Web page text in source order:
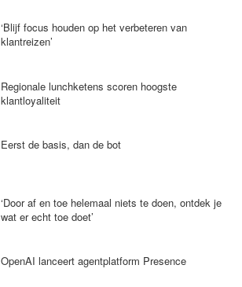
‘Blijf focus houden op het verbeteren van
klantreizen’
Regionale lunchketens scoren hoogste
klantloyaliteit
Eerst de basis, dan de bot
‘Door af en toe helemaal niets te doen, ontdek je
wat er echt toe doet’
OpenAI lanceert agentplatform Presence